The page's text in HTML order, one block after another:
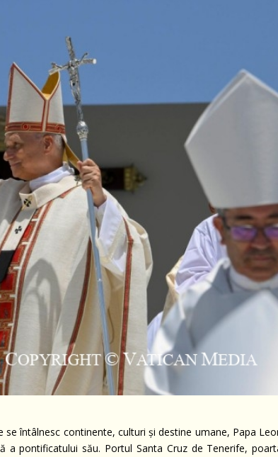
întâlnesc continente, culturi și destine umane, Papa
a pontificatului său. Portul Santa Cruz de Tenerife,